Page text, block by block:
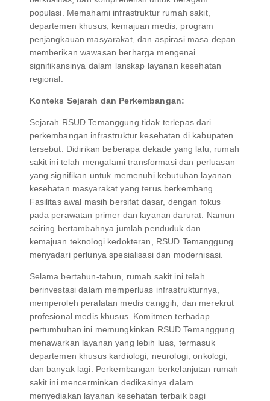
populasi. Memahami infrastruktur rumah sakit,
departemen khusus, kemajuan medis, program
penjangkauan masyarakat, dan aspirasi masa depan
memberikan wawasan berharga mengenai
signifikansinya dalam lanskap layanan kesehatan
regional.
Konteks Sejarah dan Perkembangan:
Sejarah RSUD Temanggung tidak terlepas dari
perkembangan infrastruktur kesehatan di kabupaten
tersebut. Didirikan beberapa dekade yang lalu, rumah
sakit ini telah mengalami transformasi dan perluasan
yang signifikan untuk memenuhi kebutuhan layanan
kesehatan masyarakat yang terus berkembang.
Fasilitas awal masih bersifat dasar, dengan fokus
pada perawatan primer dan layanan darurat. Namun
seiring bertambahnya jumlah penduduk dan
kemajuan teknologi kedokteran, RSUD Temanggung
menyadari perlunya spesialisasi dan modernisasi.
Selama bertahun-tahun, rumah sakit ini telah
berinvestasi dalam memperluas infrastrukturnya,
memperoleh peralatan medis canggih, dan merekrut
profesional medis khusus. Komitmen terhadap
pertumbuhan ini memungkinkan RSUD Temanggung
menawarkan layanan yang lebih luas, termasuk
departemen khusus kardiologi, neurologi, onkologi,
dan banyak lagi. Perkembangan berkelanjutan rumah
sakit ini mencerminkan dedikasinya dalam
menyediakan layanan kesehatan terbaik bagi